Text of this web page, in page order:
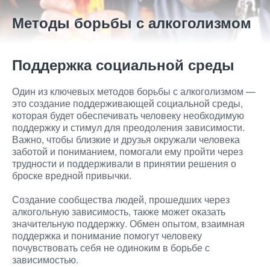
Методы борьбы с алкоголизмом
Поддержка социальной среды
Один из ключевых методов борьбы с алкоголизмом —
это создание поддерживающей социальной среды,
которая будет обеспечивать человеку необходимую
поддержку и стимул для преодоления зависимости.
Важно, чтобы близкие и друзья окружали человека
заботой и пониманием, помогали ему пройти через
трудности и поддерживали в принятии решения о
броске вредной привычки.
Создание сообщества людей, прошедших через
алкогольную зависимость, также может оказать
значительную поддержку. Обмен опытом, взаимная
поддержка и понимание помогут человеку
почувствовать себя не одиноким в борьбе с
зависимостью.